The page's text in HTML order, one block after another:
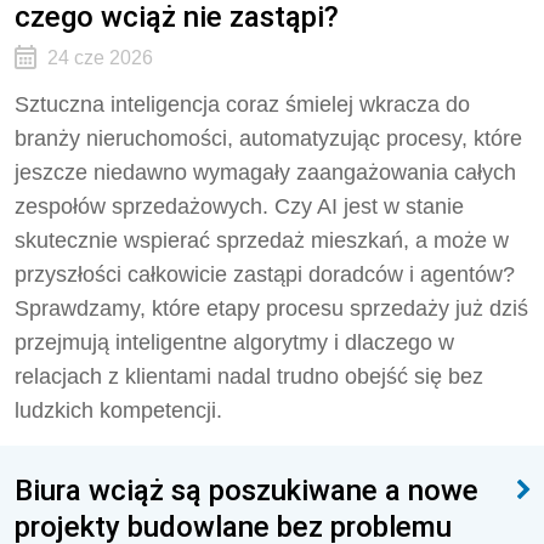
czego wciąż nie zastąpi?
24 cze 2026
Sztuczna inteligencja coraz śmielej wkracza do
branży nieruchomości, automatyzując procesy, które
jeszcze niedawno wymagały zaangażowania całych
zespołów sprzedażowych. Czy AI jest w stanie
skutecznie wspierać sprzedaż mieszkań, a może w
przyszłości całkowicie zastąpi doradców i agentów?
Sprawdzamy, które etapy procesu sprzedaży już dziś
przejmują inteligentne algorytmy i dlaczego w
relacjach z klientami nadal trudno obejść się bez
ludzkich kompetencji.
Biura wciąż są poszukiwane a nowe
projekty budowlane bez problemu